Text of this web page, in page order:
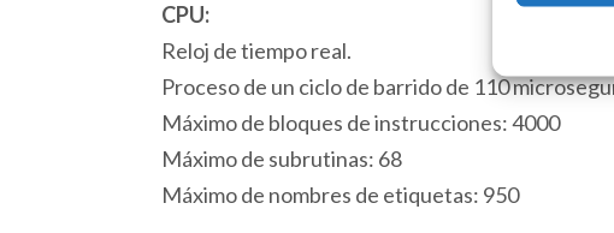
CPU:
Reloj de tiempo real.
Proceso de un ciclo de barrido de 110
Máximo de bloques de instrucciones: 4000
Máximo de subrutinas: 68
Máximo de nombres de etiquetas: 950